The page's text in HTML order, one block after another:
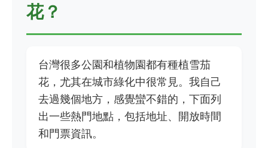
花？
台灣很多公園和植物園都有種植雪茄
花，尤其在城市綠化中很常見。我自己
去過幾個地方，感覺蠻不錯的，下面列
出一些熱門地點，包括地址、開放時間
和門票資訊。